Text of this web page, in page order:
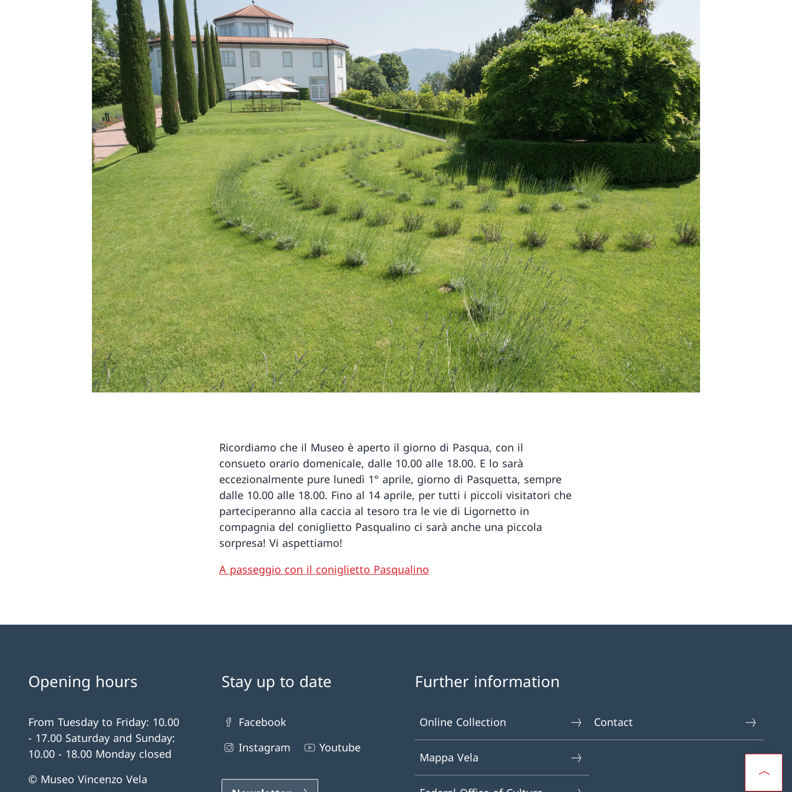
Ricordiamo che il Museo è aperto il giorno di Pasqua, con il
consueto orario domenicale, dalle 10.00 alle 18.00. E lo sarà
eccezionalmente pure lunedì 1° aprile, giorno di Pasquetta, sempre
dalle 10.00 alle 18.00. Fino al 14 aprile, per tutti i piccoli visitatori che
parteciperanno alla caccia al tesoro tra le vie di Ligornetto in
compagnia del coniglietto Pasqualino ci sarà anche una piccola
sorpresa! Vi aspettiamo!
A passeggio con il coniglietto Pasqualino
Opening hours
From Tuesday to Friday: 10.00
- 17.00 Saturday and Sunday:
10.00 - 18.00 Monday closed
© Museo Vincenzo Vela
Stay up to date
Facebook
Instagram
Youtube
Further information
Online Collection
Mappa Vela
Contact